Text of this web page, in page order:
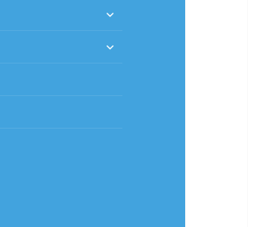
menu
expand
menu
expand